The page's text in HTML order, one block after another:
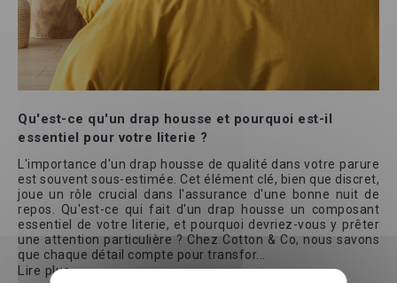
Qu'est-ce qu'un drap housse et pourquoi est-il
essentiel pour votre literie ?
L'importance d'un drap housse de qualité dans votre parure
est souvent sous-estimée. Cet élément clé, bien que discret,
joue un rôle crucial dans l'assurance d'une bonne nuit de
repos. Qu'est-ce qui fait d'un drap housse un composant
essentiel de votre literie, et pourquoi devriez-vous y prêter
une attention particulière ? Chez Cotton & Co, nous savons
que chaque détail compte pour transfor...
Lire plus »